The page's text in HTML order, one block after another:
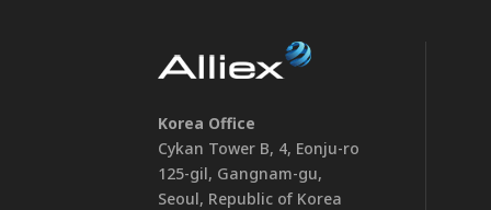
Korea Office
Cykan Tower B, 4, Eonju-ro
125-gil, Gangnam-gu,
Seoul, Republic of Korea